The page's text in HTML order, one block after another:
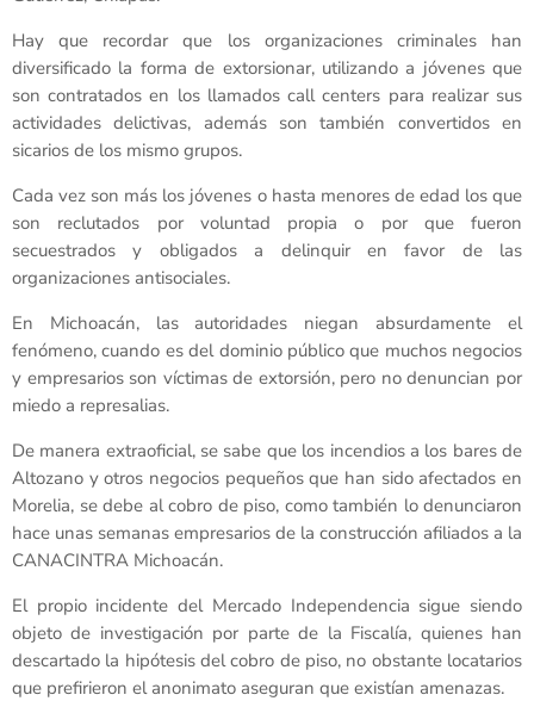
Hay que recordar que los organizaciones criminales han
diversificado la forma de extorsionar, utilizando a jóvenes que
son contratados en los llamados call centers para realizar sus
actividades delictivas, además son también convertidos en
sicarios de los mismo grupos.
Cada vez son más los jóvenes o hasta menores de edad los que
son reclutados por voluntad propia o por que fueron
secuestrados y obligados a delinquir en favor de las
organizaciones antisociales.
En Michoacán, las autoridades niegan absurdamente el
fenómeno, cuando es del dominio público que muchos negocios
y empresarios son víctimas de extorsión, pero no denuncian por
miedo a represalias.
De manera extraoficial, se sabe que los incendios a los bares de
Altozano y otros negocios pequeños que han sido afectados en
Morelia, se debe al cobro de piso, como también lo denunciaron
hace unas semanas empresarios de la construcción afiliados a la
CANACINTRA Michoacán.
El propio incidente del Mercado Independencia sigue siendo
objeto de investigación por parte de la Fiscalía, quienes han
descartado la hipótesis del cobro de piso, no obstante locatarios
que prefirieron el anonimato aseguran que existían amenazas.